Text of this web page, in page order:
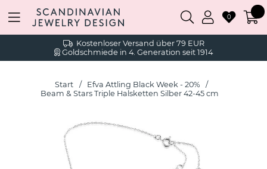
Kostenloser Versand über 79 EUR
Goldschmiede in 4. Generation seit 1914
0
Start
Efva Attling Black Week - 20%
Beam & Stars Triple Halsketten Silber 42-45 cm